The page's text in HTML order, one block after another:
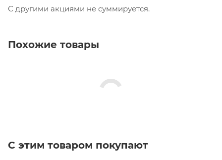
С другими акциями не суммируется.
Похожие товары
С этим товаром покупают